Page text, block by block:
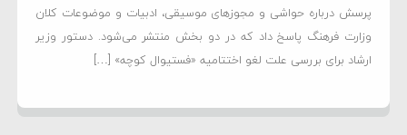
پرسش درباره حواشی و مجوزهای موسیقی، ادبیات و موضوعات کلان
وزارت فرهنگ پاسخ داد که در دو بخش منتشر می‌شود. دستور وزیر
ارشاد برای بررسی علت لغو اختتامیه «فستیوال کوچه» […]